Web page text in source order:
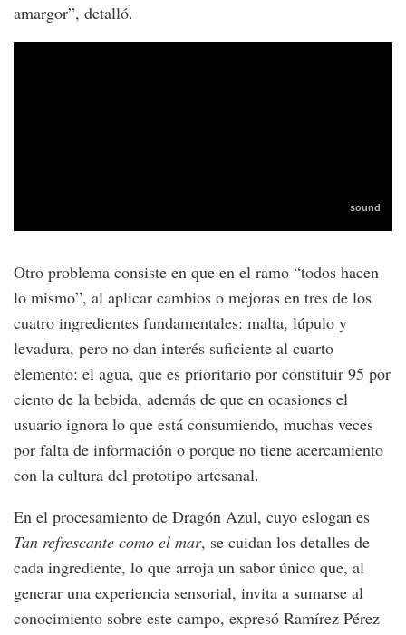
amargor”, detalló.
Otro problema consiste en que en el ramo “todos hacen
lo mismo”, al aplicar cambios o mejoras en tres de los
cuatro ingredientes fundamentales: malta, lúpulo y
levadura, pero no dan interés suficiente al cuarto
elemento: el agua, que es prioritario por constituir 95 por
ciento de la bebida, además de que en ocasiones el
usuario ignora lo que está consumiendo, muchas veces
por falta de información o porque no tiene acercamiento
con la cultura del prototipo artesanal.
En el procesamiento de Dragón Azul, cuyo eslogan es
Tan refrescante como el mar, se cuidan los detalles de
cada ingrediente, lo que arroja un sabor único que, al
generar una experiencia sensorial, invita a sumarse al
conocimiento sobre este campo, expresó Ramírez Pérez